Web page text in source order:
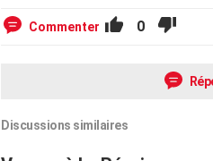
Commenter 0
Discussions similaires